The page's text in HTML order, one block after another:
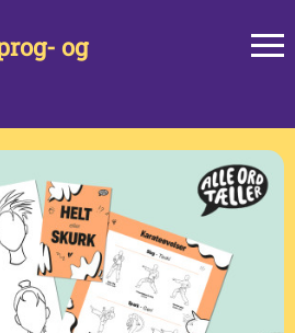
og